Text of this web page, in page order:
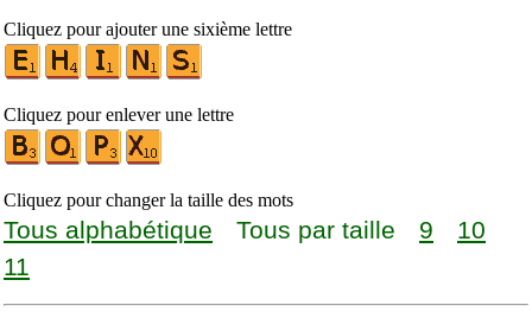
Cliquez pour ajouter une sixième lettre
Cliquez pour enlever une lettre
Cliquez pour changer la taille des mots
Tous alphabétique Tous par taille 9
10
11